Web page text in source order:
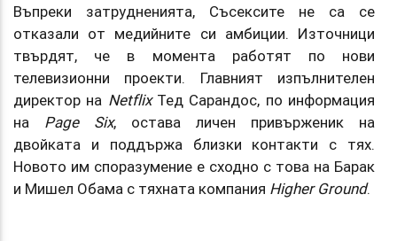
Въпреки затрудненията, Съсексите не са се
отказали от медийните си амбиции. Източници
твърдят, че в момента работят по нови
телевизионни проекти. Главният изпълнителен
директор на NetflixТед Сарандос, по информация
на Page Six, остава личен привърженик на
двойката и поддържа близки контакти с тях.
Новото им споразумение е сходно с това на Барак
и Мишел Обама с тяхната компания Higher Ground.